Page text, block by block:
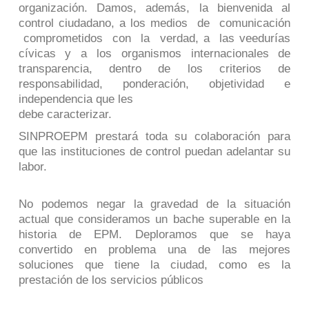
organización. Damos, además, la bienvenida al
control ciudadano, a los medios de comunicación
comprometidos con la verdad, a las veedurías
cívicas y a los organismos internacionales de
transparencia, dentro de los criterios de
responsabilidad, ponderación, objetividad e
independencia que les
debe caracterizar.
SINPROEPM prestará toda su colaboración para
que las instituciones de control puedan adelantar su
labor.
No podemos negar la gravedad de la situación
actual que consideramos un bache superable en la
historia de EPM. Deploramos que se haya
convertido en problema una de las mejores
soluciones que tiene la ciudad, como es la
prestación de los servicios públicos